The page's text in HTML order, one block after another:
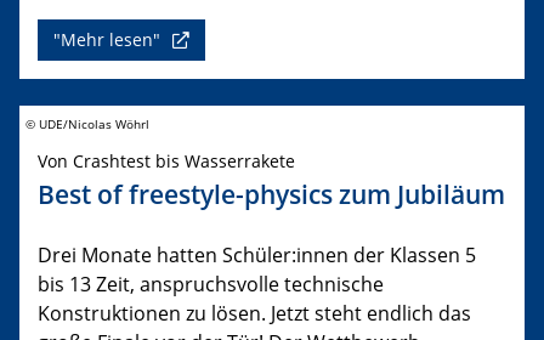
"Mehr lesen"
© UDE/Nicolas Wöhrl
Von Crashtest bis Wasserrakete
Best of freestyle-physics zum Jubiläum
Drei Monate hatten Schüler:innen der Klassen 5
bis 13 Zeit, anspruchsvolle technische
Konstruktionen zu lösen. Jetzt steht endlich das